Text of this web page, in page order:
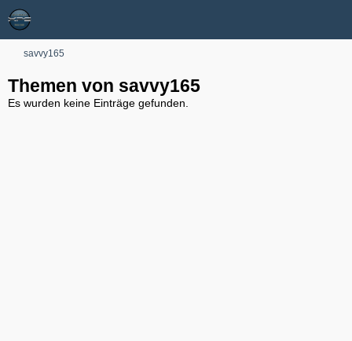
savvy165
Themen von savvy165
Es wurden keine Einträge gefunden.